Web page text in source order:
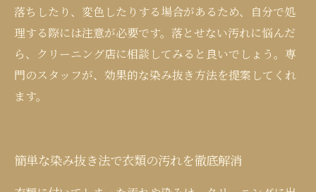
落ちしたり、変色したりする場合があるため、自分で処
理する際には注意が必要です。落とせない汚れに悩んだ
ら、クリーニング店に相談してみると良いでしょう。専
門のスタッフが、効果的な染み抜き方法を提案してくれ
ます。
簡単な染み抜き法で衣類の汚れを徹底解消